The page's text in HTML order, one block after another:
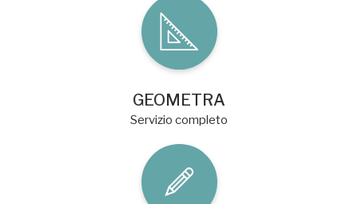
GEOMETRA
Servizio completo